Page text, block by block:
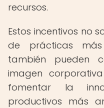
recursos.
Estos incentivos no
de prácticas más
también pueden
imagen
fomentar la
productivos más